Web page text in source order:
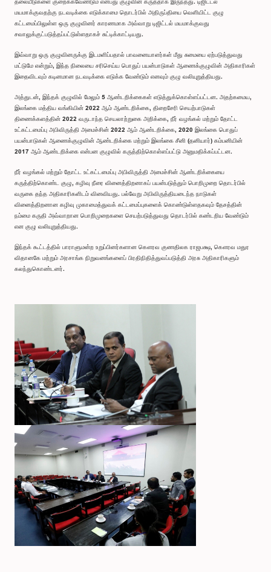
மயமாக்குவதற்கு நடவடிக்கை எடுக்காமை தொடர்பில் அதிருப்தியை வெளியிட்ட குழு
கட்டமைப்பிலுள்ள ஒரு குழுவினர் காரணமாக அவ்வாறு டிஜிட்டல் மயமாக்குவது
சவாலுக்குட்படுத்தப்பட்டுள்ளதாகச் சுட்டிக்காட்டியது.
இவ்வாறு ஒரு குழுவினருக்கு இடமளிப்பதால் பாவனையாளர்கள் மீது சுமையை ஏற்படுத்துவது
மட்டுமே என்றும், இந்த நிலையை சரிசெய்ய பொதுப் பயன்பாடுகள் ஆணைக்குழுவின் அதிகாரிகள்
இதைவிடவும் கடினமான நடவடிக்கை எடுக்க வேண்டும் எனவும் குழு வலியுறுத்தியது.
அத்துடன், இந்தக் குழுவில் மேலும் 5 ஆண்டறிக்கைகள் எடுத்துக்கொள்ளப்பட்டன. அதற்கமைய,
இலங்கை மத்திய வங்கியின் 2022 ஆம் ஆண்டறிக்கை, திறைசேரி செயற்பாடுகள்
திணைக்களத்தின் 2022 வருடாந்த செயலாற்றுகை அறிக்கை, நீர் வழங்கல் மற்றும் தோட்ட
உட்கட்டமைப்பு அபிவிருத்தி அமைச்சின் 2022 ஆம் ஆண்டறிக்கை, 2020 இலங்கை பொதுப்
பயன்பாடுகள் ஆணைக்குழுவின் ஆண்டறிக்கை மற்றும் இலங்கை சீனி (தனியார்) கம்பனியின்
2017 ஆம் ஆண்டறிக்கை என்பன குழுவில் கருத்திற்கொள்ளப்பட்டு அனுமதிக்கப்பட்டன.
நீர் வழங்கல் மற்றும் தோட்ட உட்கட்டமைப்பு அபிவிருத்தி அமைச்சின் ஆண்டறிக்கையை
கருத்திற்கொண்ட குழு, கழிவு நீரை வினைத்திறனாகப் பயன்படுத்தும் பொறிமுறை தொடர்பில்
வருகை தந்த அதிகாரிகளிடம் வினவியது. பல்வேறு அபிவிருத்தியடைந்த நாடுகள்
வினைத்திறனான கழிவு முகாமைத்துவக் கட்டமைப்புகளைக் கொண்டுள்ளதகவும் தேசத்தின்
நம்மை கருதி அவ்வாறான பொறிமுறைகளை செயற்படுத்துவது தொடர்பில் கண்டறிய வேண்டும்
என குழு வலியுறுத்தியது.
இந்தக் கூட்டத்தில் பாராளுமன்ற உறுப்பினர்களான கௌரவ குணதிலக ராஜபக்ஷ, கௌரவ மதுர
விதானகே மற்றும் அரசாங்க நிறுவனங்களைப் பிரதிநிதித்துவப்படுத்தி அரசு அதிகாரிகளும்
கலந்துகொண்டனர்.